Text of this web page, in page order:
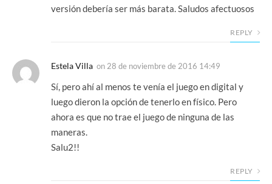
versión debería ser más barata. Saludos afectuosos
REPLY
Estela Villa on 28 de noviembre de 2016 14:49
Sí, pero ahí al menos te venía el juego en digital y
luego dieron la opción de tenerlo en físico. Pero
ahora es que no trae el juego de ninguna de las
maneras.
Salu2!!
REPLY